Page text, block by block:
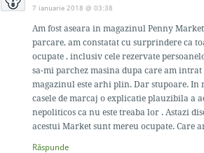
7 ianuarie 2018 @ 03:38
Am fost aseara in magazinul Penny
parcare, am constatat cu surprindere ca
ocupate , inclusiv cele rezervate
sa-mi parchez masina dupa care am
magazinul este arhi plin. Dar stupoare.
casele de marcaj o explicatie plauzibila a
nepoliticos ca nu este treaba lor . Astazi
acestui Market sunt mereu ocupate. Care
Răspunde